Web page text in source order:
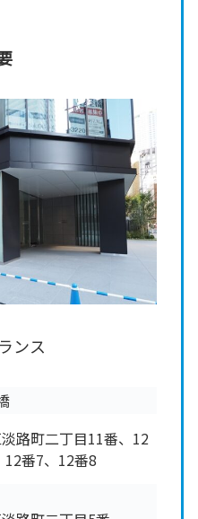
ンス
路町二丁目11番、12
番7、12番8